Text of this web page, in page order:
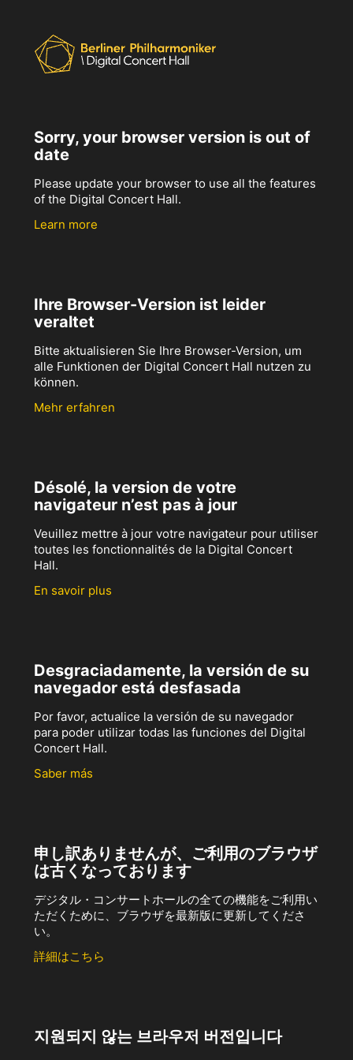
Sorry, your browser version is out of
date
Please update your browser to use all the features
of the Digital Concert Hall.
Learn more
Ihre Browser-Version ist leider
veraltet
Bitte aktualisieren Sie Ihre Browser-Version, um
alle Funktionen der Digital Concert Hall nutzen zu
können.
Mehr erfahren
Désolé, la version de votre
navigateur n’est pas à jour
Veuillez mettre à jour votre navigateur pour utiliser
toutes les fonctionnalités de la Digital Concert
Hall.
En savoir plus
Desgraciadamente, la versión de su
navegador está desfasada
Por favor, actualice la versión de su navegador
para poder utilizar todas las funciones del Digital
Concert Hall.
Saber más
申し訳ありませんが、ご利用のブラウザ
は古くなっております
デジタル・コンサートホールの全ての機能をご利用い
ただくために、ブラウザを最新版に更新してくださ
い。
詳細はこちら
지원되지 않는 브라우저 버전입니다